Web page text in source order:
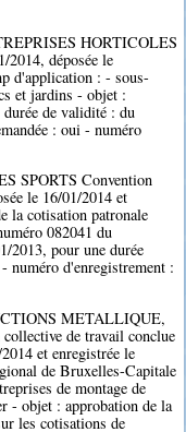
HORTICOLES
2014, déposée le
d'application : - sous-
et jardins - objet :
durée de validité : du
: oui - numéro
SPORTS Convention
le 16/01/2014 et
la cotisation patronale
082041 du
2013, pour une durée
numéro d'enregistrement :
METALLIQUE,
de travail conclue
et enregistrée le
de Bruxelles-Capitale
de montage de
- objet : approbation de la
les cotisations de